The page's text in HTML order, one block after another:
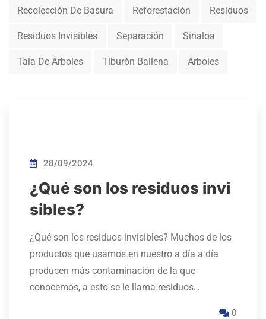
Recolección De Basura Reforestación Residuos
Residuos Invisibles Separación Sinaloa
Tala De Árboles Tiburón Ballena Árboles
28/09/2024
¿Qué son los residuos invi
sibles?
¿Qué son los residuos invisibles? Muchos de los
productos que usamos en nuestro a día a día
producen más contaminación de la que
conocemos, a esto se le llama residuos…
0